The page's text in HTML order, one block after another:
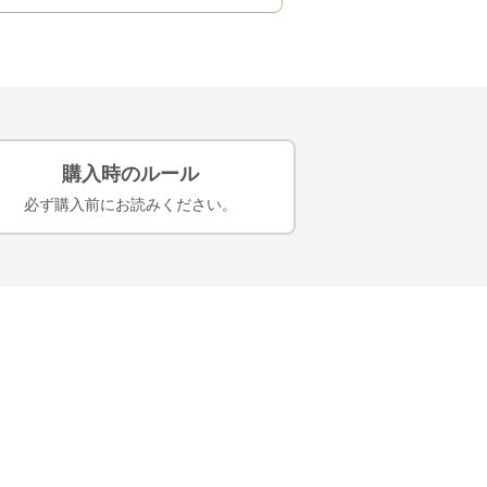
購入時のルール
必ず購入前にお読みください。